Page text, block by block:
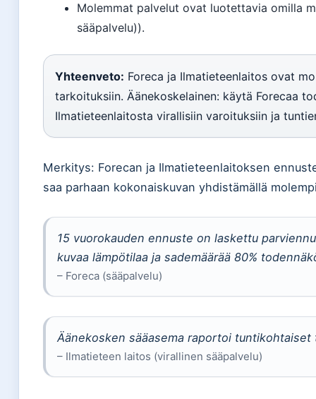
Molemmat palvelut ovat luotettavia omilla
sääpalvelu)).
Yhteenveto: Foreca ja Ilmatieteenlaitos ovat
tarkoituksiin. Äänekoskelainen: käytä Forecaa
Ilmatieteenlaitosta virallisiin varoituksiin ja
Merkitys: Forecan ja Ilmatieteenlaitoksen
saa parhaan kokonaiskuvan yhdistämällä
15 vuorokauden ennuste on laskettu
kuvaa lämpötilaa ja sademäärää 80%
– Foreca (sääpalvelu)
Äänekosken sääasema raportoi
– Ilmatieteen laitos (virallinen sääpalvelu)